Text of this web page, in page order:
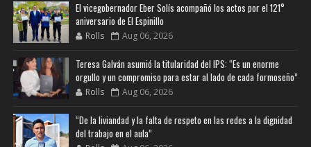
El vicegobernador Eber Solís acompañó los actos por el 121°
aniversario de El Espinillo
Rolls Aug 06, 2026
Teresa Galván asumió la titularidad del IPS: “Es un enorme
orgullo y un compromiso para estar al lado de cada formoseño”
Rolls Aug 06, 2026
“De la liviandad y la falta de respeto en las redes a la dignidad
del trabajo en el aula”